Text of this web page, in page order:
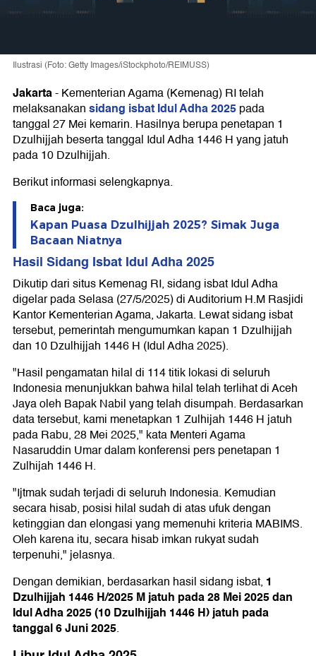
Ilustrasi (Foto: Getty Images/iStockphoto/REIMUSS)
Jakarta-Kementerian Agama (Kemenag) RI telah
melaksanakansidang isbat Idul Adha 2025pada
tanggal 27 Mei kemarin. Hasilnya berupa penetapan 1
Dzulhijjah beserta tanggal Idul Adha 1446 H yang jatuh
pada 10 Dzulhijjah.
Berikut informasi selengkapnya.
Baca juga:
Kapan Puasa Dzulhijjah 2025? Simak Juga
Bacaan Niatnya
Hasil Sidang Isbat Idul Adha 2025
Dikutip dari situs Kemenag RI, sidang isbat Idul Adha
digelar pada Selasa (27/5/2025) di Auditorium H.M Rasjidi
Kantor Kementerian Agama, Jakarta. Lewat sidang isbat
tersebut, pemerintah mengumumkan kapan 1 Dzulhijjah
dan 10 Dzulhijjah 1446 H (Idul Adha 2025).
"Hasil pengamatan hilal di 114 titik lokasi di seluruh
Indonesia menunjukkan bahwa hilal telah terlihat di Aceh
Jaya oleh Bapak Nabil yang telah disumpah. Berdasarkan
data tersebut, kami menetapkan 1 Zulhijah 1446 H jatuh
pada Rabu, 28 Mei 2025," kata Menteri Agama
Nasaruddin Umar dalam konferensi pers penetapan 1
Zulhijah 1446 H.
"Ijtmak sudah terjadi di seluruh Indonesia. Kemudian
secara hisab, posisi hilal sudah di atas ufuk dengan
ketinggian dan elongasi yang memenuhi kriteria MABIMS.
Oleh karena itu, secara hisab imkan rukyat sudah
terpenuhi," jelasnya.
Dengan demikian, berdasarkan hasil sidang isbat, 1
Dzulhijjah 1446 H/2025 M jatuh pada 28 Mei 2025 dan
Idul Adha 2025 (10 Dzulhijjah 1446 H) jatuh pada
tanggal 6 Juni 2025.